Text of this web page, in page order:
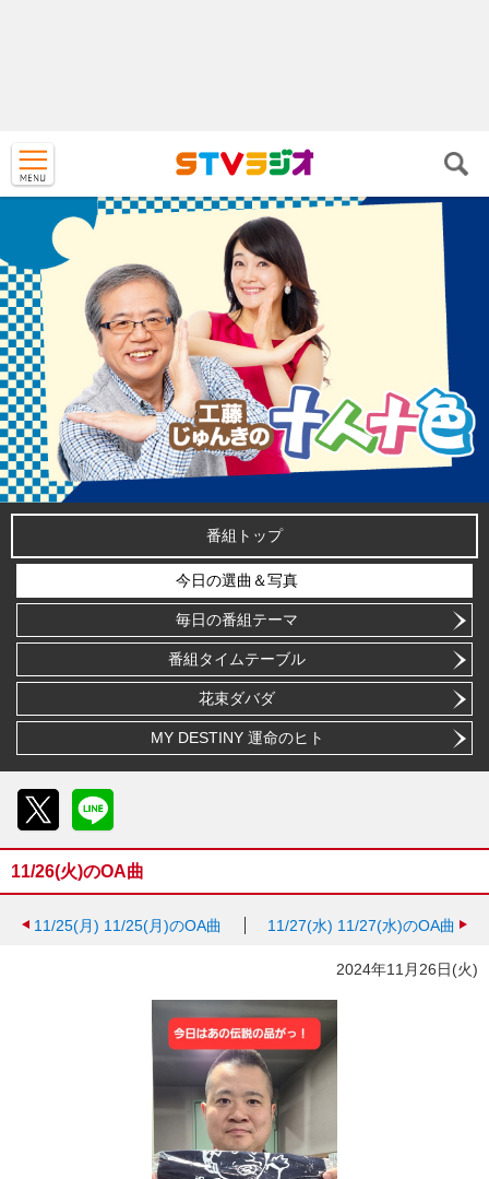
番組トップ
今日の選曲＆写真
毎日の番組テーマ
番組タイムテーブル
花束ダバダ
MY DESTINY 運命のヒト
11/26(火)のOA曲
11/25(月) 11/25(月)のOA曲 11/27(水) 11/27(水)のOA曲
2024年11月26日(火)